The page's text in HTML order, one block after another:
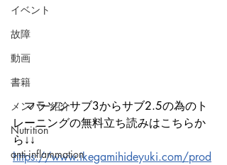
イベント
故障
動画
書籍
メンバー紹介
Nutrition
anti-inflammation
マラソンサブ3からサブ2.5の為のト
レーニングの無料立ち読みはこちらか
ら↓↓
https://www.ikegamihideyuki.com/prod